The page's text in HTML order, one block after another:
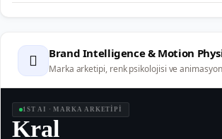
🫆 Brand Intelligence & Motion
Marka arketipi, renk psikolojisi ve animasyon
1ST AI · MARKA ARKETİPİ
Kral